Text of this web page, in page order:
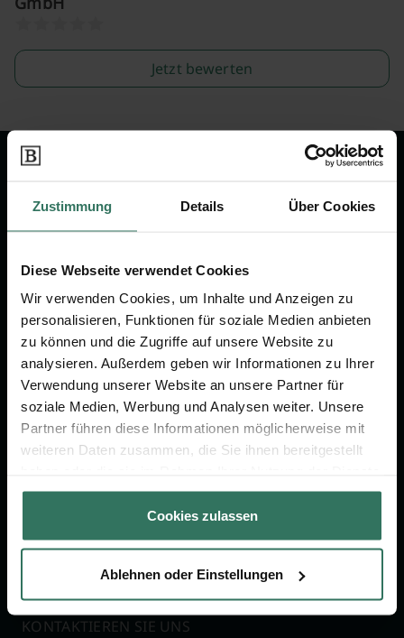
Zustimmung Details Über Cookies
Diese Webseite verwendet Cookies
Wir verwenden Cookies, um Inhalte und Anzeigen zu
personalisieren, Funktionen für soziale Medien anbieten
zu können und die Zugriffe auf unsere Website zu
analysieren. Außerdem geben wir Informationen zu Ihrer
Verwendung unserer Website an unsere Partner für
soziale Medien, Werbung und Analysen weiter. Unsere
Partner führen diese Informationen möglicherweise mit
weiteren Daten zusammen, die Sie ihnen bereitgestellt
gesammelt haben.
Cookies zulassen
Ablehnen oder Einstellungen
Jetzt bewerten
um das Thema Bestattung &
Vorsorge.
FÜR SIE
Vergleich
Ratgeber
Verzeichnis
Für Bestatter
FÜR BESTATTER
Online-Portal
Kostenlos registrieren
KONTAKTIEREN SIE UNS